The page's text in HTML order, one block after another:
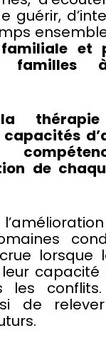
guérir,
et
familles
thérapie
de
lorsque
capacité
les
de